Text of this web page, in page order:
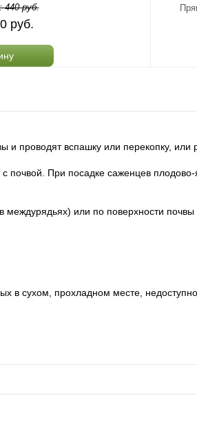
440руб.
руб.
проводят вспашку или перекопку, или
При посадке саженцев плодово-
или по поверхности
в сухом, прохладном месте,